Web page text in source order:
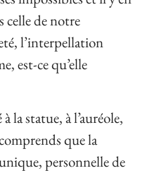
celle de notre
l’interpellation
est-ce qu’elle
la statue, à l’auréole,
que la
personnelle de